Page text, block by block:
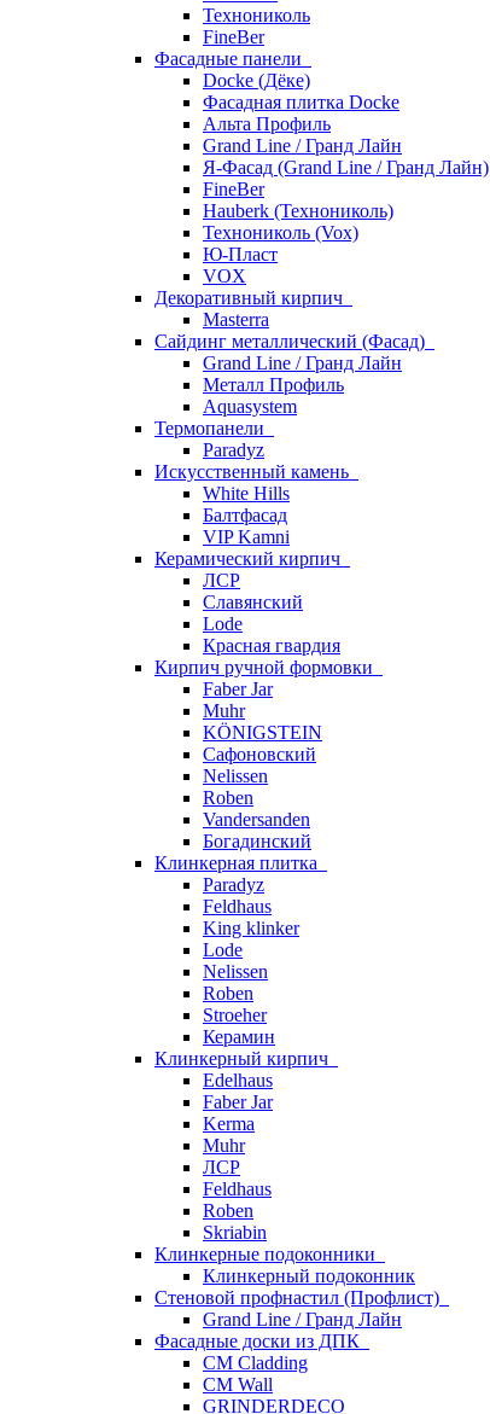
Технониколь
FineBer
Фасадные панели
Docke (Дёке)
Фасадная плитка Docke
Альта Профиль
Grand Line / Гранд Лайн
Я-Фасад (Grand Line / Гранд Лайн)
FineBer
Hauberk (Технониколь)
Технониколь (Vox)
Ю-Пласт
VOX
Декоративный кирпич
Masterra
Сайдинг металлический (Фасад)
Grand Line / Гранд Лайн
Металл Профиль
Aquasystem
Термопанели
Paradyz
Искусственный камень
White Hills
Балтфасад
VIP Kamni
Керамический кирпич
ЛСР
Славянский
Lode
Красная гвардия
Кирпич ручной формовки
Faber Jar
Muhr
KÖNIGSTEIN
Сафоновский
Nelissen
Roben
Vandersanden
Богадинский
Клинкерная плитка
Paradyz
Feldhaus
King klinker
Lode
Nelissen
Roben
Stroeher
Керамин
Клинкерный кирпич
Edelhaus
Faber Jar
Kerma
Muhr
ЛСР
Feldhaus
Roben
Skriabin
Клинкерные подоконники
Клинкерный подоконник
Стеновой профнастил (Профлист)
Grand Line / Гранд Лайн
Фасадные доски из ДПК
CM Cladding
CM Wall
GRINDERDECO